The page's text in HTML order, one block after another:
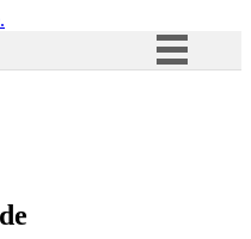
Acesso à informação